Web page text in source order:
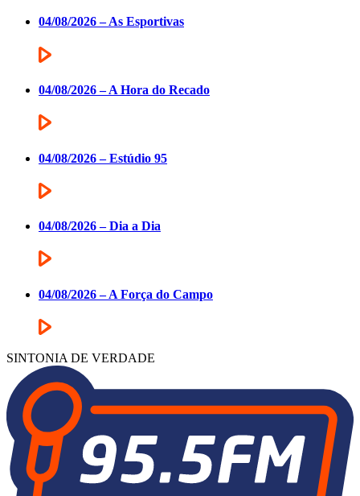
04/08/2026 – As Esportivas
04/08/2026 – A Hora do Recado
04/08/2026 – Estúdio 95
04/08/2026 – Dia a Dia
04/08/2026 – A Força do Campo
SINTONIA DE VERDADE